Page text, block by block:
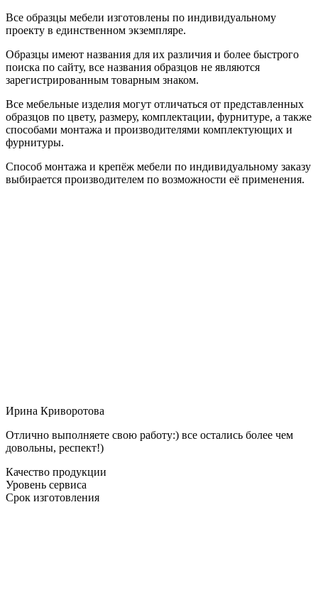
Все образцы мебели изготовлены по индивидуальному
проекту в единственном экземпляре.
Образцы имеют названия для их различия и более быстрого
поиска по сайту, все названия образцов не являются
зарегистрированным товарным знаком.
Все мебельные изделия могут отличаться от представленных
образцов по цвету, размеру, комплектации, фурнитуре, а также
способами монтажа и производителями комплектующих и
фурнитуры.
Способ монтажа и крепёж мебели по индивидуальному заказу
выбирается производителем по возможности её применения.
Ирина Криворотова
Отлично выполняете свою работу:) все остались более чем
довольны, респект!)
Качество продукции
Уровень сервиса
Срок изготовления